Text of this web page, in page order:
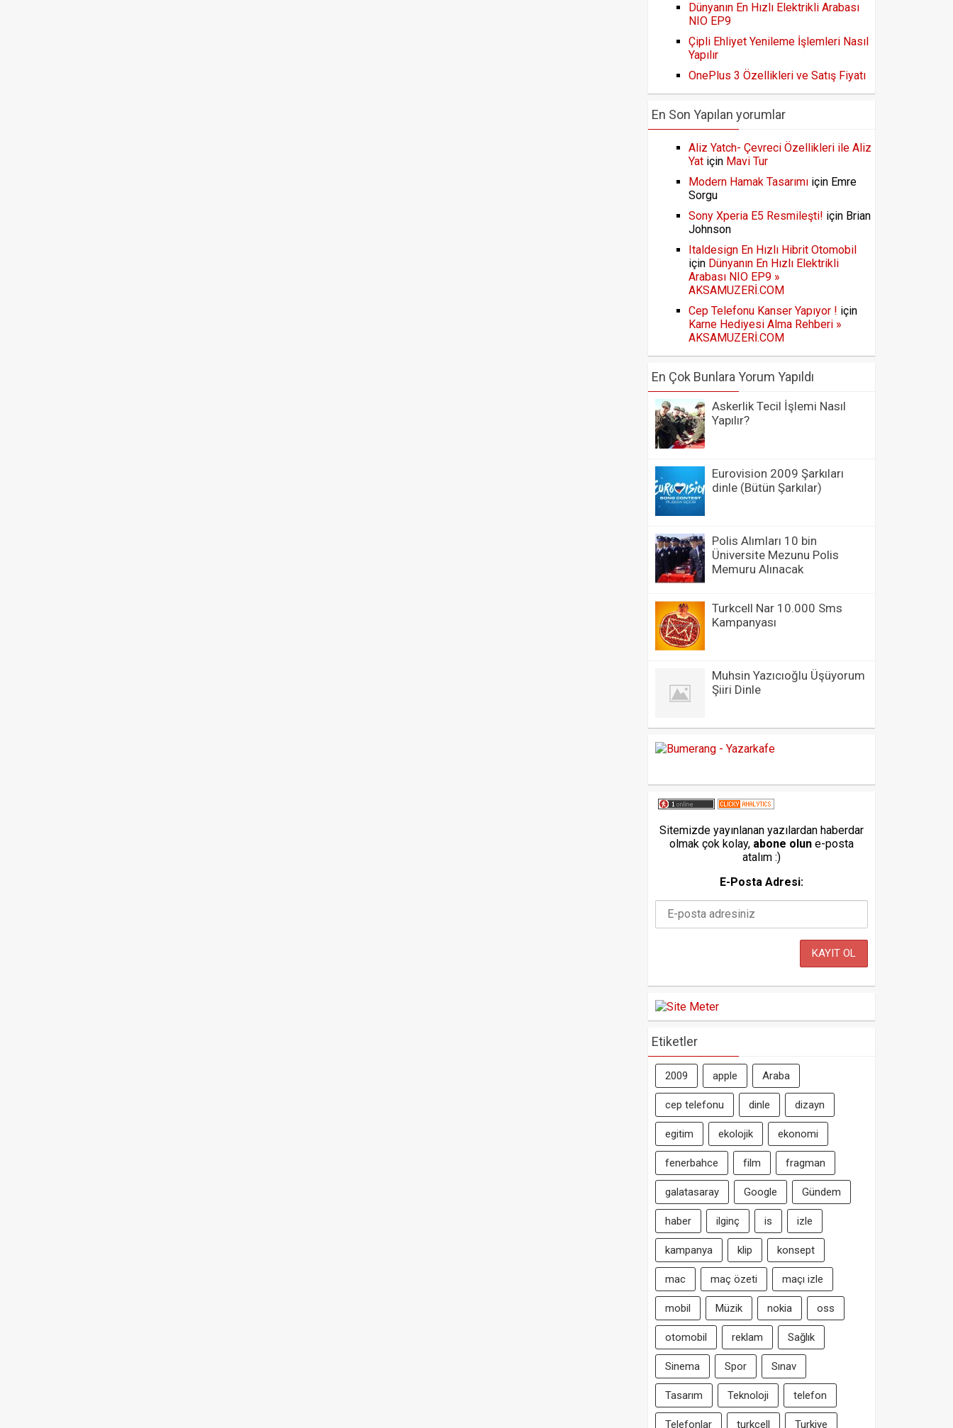
Dünyanın En Hızlı Elektrikli Arabası
NIO EP9
Çipli Ehliyet Yenileme İşlemleri Nasıl
Yapılır
OnePlus 3 Özellikleri ve Satış Fiyatı
En Son Yapılan yorumlar
Aliz Yatch- Çevreci Özellikleri ile Aliz
Yat için Mavi Tur
Modern Hamak Tasarımı için Emre
Sorgu
Sony Xperia E5 Resmileşti! için Brian
Johnson
Italdesign En Hızlı Hibrit Otomobil
için Dünyanın En Hızlı Elektrikli
Arabası NIO EP9 »
AKSAMUZERİ.COM
Cep Telefonu Kanser Yapıyor ! için
Karne Hediyesi Alma Rehberi »
AKSAMUZERİ.COM
En Çok Bunlara Yorum Yapıldı
Askerlik Tecil İşlemi Nasıl
Yapılır?
Eurovision 2009 Şarkıları
dinle (Bütün Şarkılar)
Polis Alımları 10 bin
Üniversite Mezunu Polis
Memuru Alınacak
Turkcell Nar 10.000 Sms
Kampanyası
Muhsin Yazıcıoğlu Üşüyorum
Şiiri Dinle
Sitemizde yayınlanan yazılardan haberdar
olmak çok kolay, abone olun e-posta
atalım :)
E-Posta Adresi:
Etiketler
2009 apple Araba
cep telefonu dinle dizayn
egitim ekolojik ekonomi
fenerbahce film fragman
galatasaray Google Gündem
haber ilginç is izle
kampanya klip konsept
mac maç özeti maçı izle
mobil Müzik nokia oss
otomobil reklam Sağlık
Sinema Spor Sınav
Tasarım Teknoloji telefon
Telefonlar turkcell Turkiye